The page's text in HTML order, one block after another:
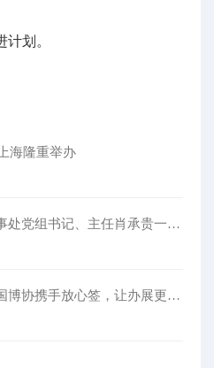
划。
海隆重举办
江西省人民政府驻上海办事处党组书记、主任肖承贵一行莅临集团考察
指尖签约，云端存档：中国博协携手放心签，让办展更简单